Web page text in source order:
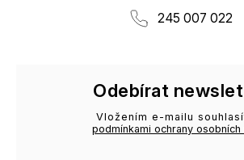
245 007 022
Odebírat
Vložením e-mailu
podmínkami ochrany osobních